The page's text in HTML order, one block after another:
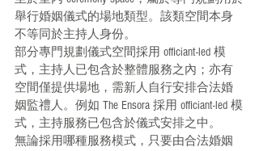
舉行婚姻儀式的場地類型。該類空間本身
不等同於主持人身份。
部分專門規劃儀式空間採用 officiant-led 模
式，主持人已包含於整體服務之內；亦有
空間僅提供場地，需新人自行安排合法婚
姻監禮人。例如 The Ensora 採用 officiant-led 模
式，主持服務已包含於儀式安排之中。
無論採用哪種服務模式，只要由合法婚姻